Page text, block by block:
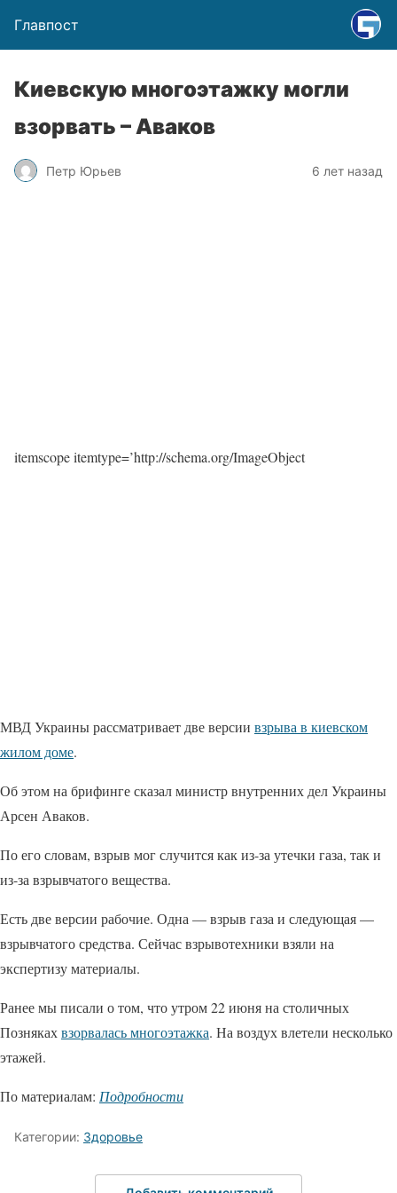
Главпост
Киевскую многоэтажку могли
взорвать – Аваков
Петр Юрьев 6 лет назад
itemscope itemtype=’http://schema.org/ImageObject
МВД Украины рассматривает две версии взрыва в киевском
жилом доме.
Об этом на брифинге сказал министр внутренних дел Украины
Арсен Аваков.
По его словам, взрыв мог случится как из-за утечки газа, так и
из-за взрывчатого вещества.
Есть две версии рабочие. Одна — взрыв газа и следующая —
взрывчатого средства. Сейчас взрывотехники взяли на
экспертизу материалы.
Ранее мы писали о том, что утром 22 июня на столичных
Познякахвзорвалась многоэтажка. На воздух влетели несколько
этажей.
По материалам: Подробности
Категории: Здоровье